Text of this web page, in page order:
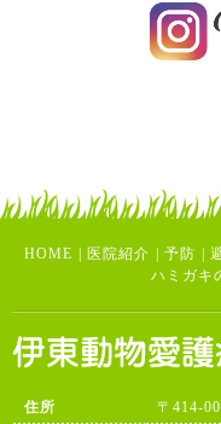
HOME | 医院紹介 | 予防 |
ハミガキ
住所
〒414-